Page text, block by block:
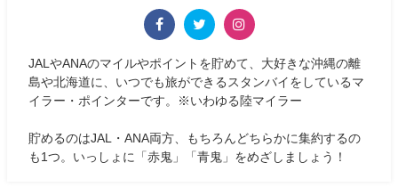
JALやANAのマイルやポイントを貯めて、大好きな沖縄の離
島や北海道に、いつでも旅ができるスタンバイをしているマ
イラー・ポインターです。※いわゆる陸マイラー
貯めるのはJAL・ANA両方、もちろんどちらかに集約するの
も1つ。いっしょに「赤鬼」「青鬼」をめざしましょう！